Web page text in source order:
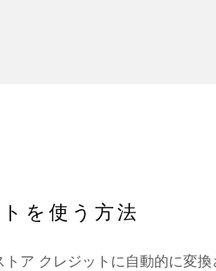
を使う方法
ア クレジットに自動的に変